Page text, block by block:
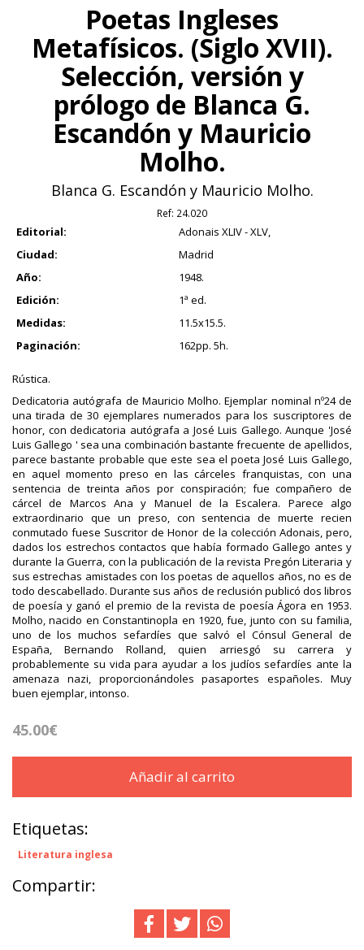
Poetas Ingleses
Metafísicos. (Siglo XVII).
Selección, versión y
prólogo de Blanca G.
Escandón y Mauricio
Molho.
Blanca G. Escandón y Mauricio Molho.
Ref: 24.020
Editorial:
Adonais XLIV - XLV,
Ciudad:
Madrid
Año:
1948.
Edición:
1ª ed.
Medidas:
11.5x15.5.
Paginación:
162pp. 5h.
Rústica.
Dedicatoria autógrafa de Mauricio Molho. Ejemplar nominal nº24 de
una tirada de 30 ejemplares numerados para los suscriptores de
honor, con dedicatoria autógrafa a José Luis Gallego. Aunque 'José
Luis Gallego ' sea una combinación bastante frecuente de apellidos,
parece bastante probable que este sea el poeta José Luis Gallego,
en aquel momento preso en las cárceles franquistas, con una
sentencia de treinta años por conspiración; fue compañero de
cárcel de Marcos Ana y Manuel de la Escalera. Parece algo
extraordinario que un preso, con sentencia de muerte recien
conmutado fuese Suscritor de Honor de la colección Adonais, pero,
dados los estrechos contactos que había formado Gallego antes y
durante la Guerra, con la publicación de la revista Pregón Literaria y
sus estrechas amistades con los poetas de aquellos años, no es de
todo descabellado. Durante sus años de reclusión publicó dos libros
de poesía y ganó el premio de la revista de poesía Ágora en 1953.
Molho, nacido en Constantinopla en 1920, fue, junto con su familia,
uno de los muchos sefardíes que salvó el Cónsul General de
España, Bernando Rolland, quien arriesgó su carrera y
probablemente su vida para ayudar a los judíos sefardíes ante la
amenaza nazi, proporcionándoles pasaportes españoles. Muy
buen ejemplar, intonso.
45.00€
Añadir al carrito
Etiquetas:
Literatura inglesa
Compartir: